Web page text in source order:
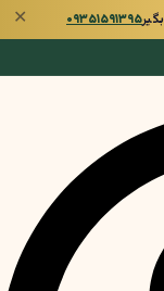
۰۹۳۵۱۵۹۱۳۹۵ ✕